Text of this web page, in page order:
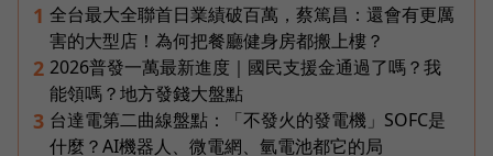
1 全台最大全聯首日業績破百萬，蔡篤昌：還會有更厲
害的大型店！為何把餐廳健身房都搬上樓？
2 2026普發一萬最新進度｜國民支援金通過了嗎？我
能領嗎？地方發錢大盤點
3 台達電第二曲線盤點：「不發火的發電機」SOFC是
什麼？AI機器人、微電網、氫電池都它的局